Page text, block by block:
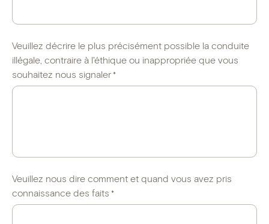
Veuillez décrire le plus précisément possible la conduite
illégale, contraire à l'éthique ou inappropriée que vous
souhaitez nous signaler *
Veuillez nous dire comment et quand vous avez pris
connaissance des faits *